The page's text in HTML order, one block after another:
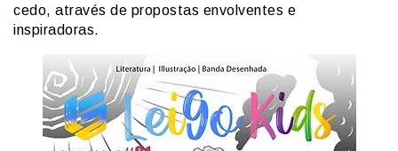
cedo, através de propostas envolventes e
inspiradoras.